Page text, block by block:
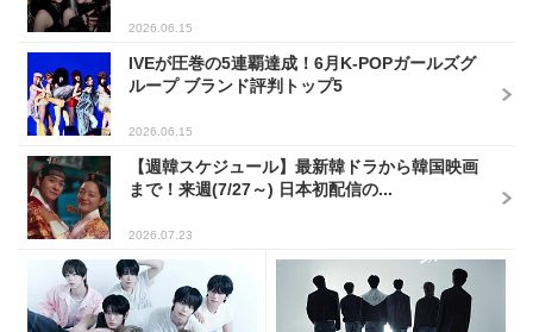
2026.06.15
IVEが圧巻の5連覇達成！6月K-POPガールズグ
ループ ブランド評判トップ5
2026.06.15
【週韓スケジュール】最新韓ドラから韓国映画
まで！来週(7/27～) 日本初配信の...
2026.07.23